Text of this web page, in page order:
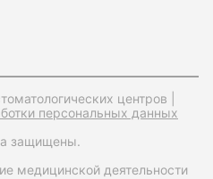
центров |
персональных данных
защищены.
медицинской деятельности